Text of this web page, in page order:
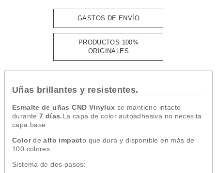
GASTOS DE ENVÍO
PRODUCTOS 100%
ORIGINALES
Uñas brillantes y resistentes.
Esmalte de uñas CND Vinylux se mantiene intacto
durante7 días.La capa de color autoadhesiva no necesita
capa base.
Colordealto impacto que dura y disponible en más de
100 colores .
Sistema de dos pasos: